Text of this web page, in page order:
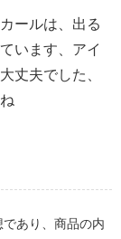
に収納す
じれが戻ら
ールは、出る
います、アイ
丈夫でした、
であり、商品の内